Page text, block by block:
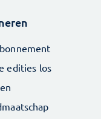
edities los